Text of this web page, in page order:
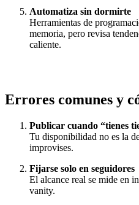
Automatiza sin dormirte
Herramientas de
memoria, pero revisa
caliente.
Errores comunes y
Publicar cuando “tienes
Tu disponibilidad no es la
improvises.
Fijarse solo en seguidores
El alcance real se mide en
vanity.